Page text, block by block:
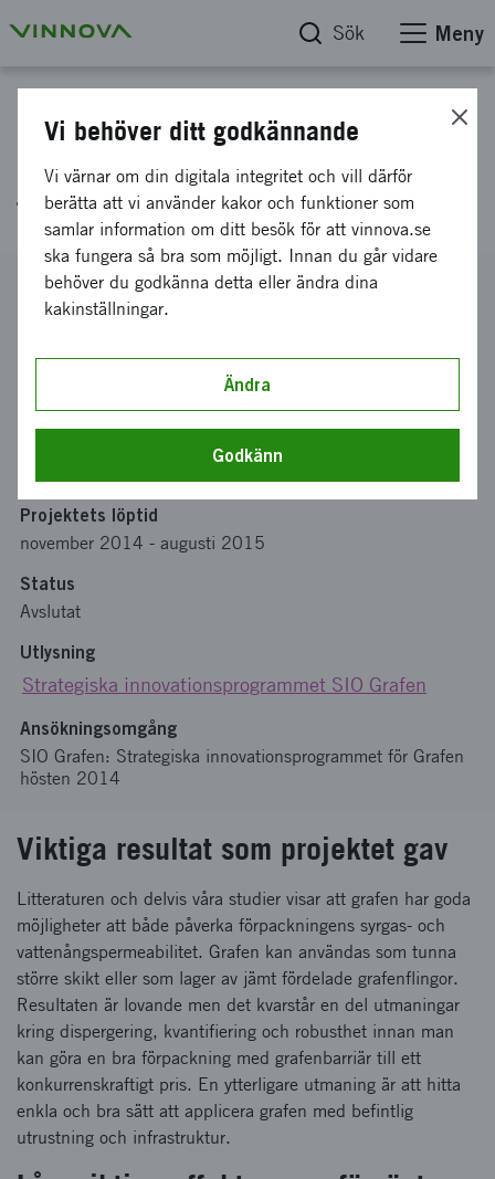
Sök Meny
Grafen som barriär i
förpackningsmaterial
Diarienummer
2014-05231
Koordinator
SP SVERIGES TEKNISKA FORSKNINGSINSTITUT AB
SP Sveriges Tekniska Forskningsinstitut, Göteborg
Projektets löptid
november 2014 - augusti 2015
Status
Avslutat
Utlysning
Strategiska innovationsprogrammet SIO Grafen
Ansökningsomgång
SIO Grafen: Strategiska innovationsprogrammet för Grafen
hösten 2014
Viktiga resultat som projektet gav
Litteraturen och delvis våra studier visar att grafen har goda
möjligheter att både påverka förpackningens syrgas- och
vattenångspermeabilitet. Grafen kan användas som tunna
större skikt eller som lager av jämt fördelade grafenflingor.
Resultaten är lovande men det kvarstår en del utmaningar
kring dispergering, kvantifiering och robusthet innan man
kan göra en bra förpackning med grafenbarriär till ett
konkurrenskraftigt pris. En ytterligare utmaning är att hitta
enkla och bra sätt att applicera grafen med befintlig
utrustning och infrastruktur.
Vi behöver ditt godkännande
Vi värnar om din digitala integritet och vill därför
berätta att vi använder kakor och funktioner som
samlar information om ditt besök för att vinnova.se
ska fungera så bra som möjligt. Innan du går vidare
behöver du godkänna detta eller ändra dina
kakinställningar.
Ändra
Godkänn